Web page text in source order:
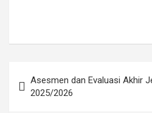
navigation
Asesmen dan Evaluasi Akhir
2025/2026